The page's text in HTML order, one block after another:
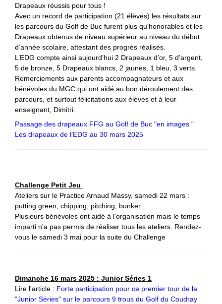
Drapeaux réussis pour tous !
Avec un record de participation (21 élèves) les résultats sur
les parcours du Golf de Buc furent plus qu'honorables et les
Drapeaux obtenus de niveau supérieur au niveau du début
d’année scolaire, attestant des progrès réalisés.
L’EDG compte ainsi aujourd’hui 2 Drapeaux d’or, 5 d’argent,
5 de bronze, 5 Drapeaux blancs, 2 jaunes, 1 bleu, 3 verts.
Remerciements aux parents accompagnateurs et aux
bénévoles du MGC qui ont aidé au bon déroulement des
parcours, et surtout félicitations aux élèves et à leur
enseignant, Dimitri.
Passage des drapeaux FFG au Golf de Buc "en images "
Les drapeaux de l’EDG au 30 mars 2025
Challenge Petit Jeu
Ateliers sur le Practice Arnaud Massy, samedi 22 mars :
putting green, chipping, pitching, bunker
Plusieurs bénévoles ont aidé à l'organisation mais le temps
imparti n'a pas permis de réaliser tous les ateliers. Rendez-
vous le samedi 3 mai pour la suite du Challenge
Dimanche 16 mars 2025 : Junior Séries 1
Lire l'article : Forte participation pour ce premier tour de la
"Junior Séries" sur le parcours 9 trous du Golf du Coudray